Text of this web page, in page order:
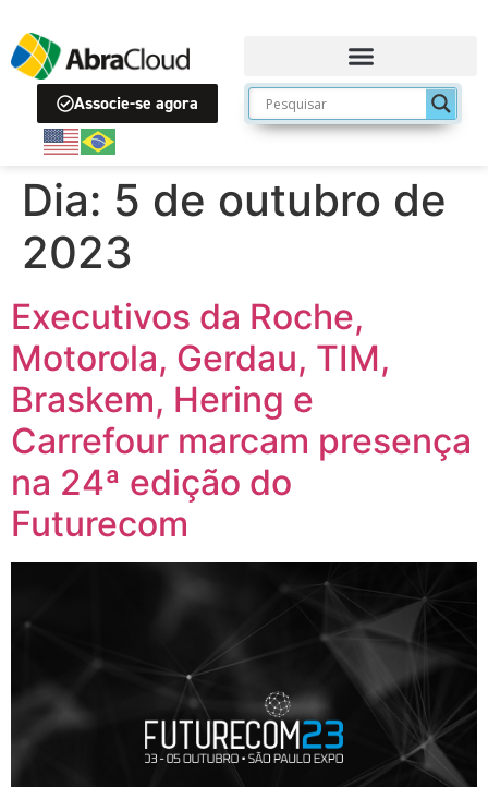
Associe-se agora
Dia: 5 de outubro de
2023
Executivos da Roche,
Motorola, Gerdau, TIM,
Braskem, Hering e
Carrefour marcam presença
na 24ª edição do
Futurecom